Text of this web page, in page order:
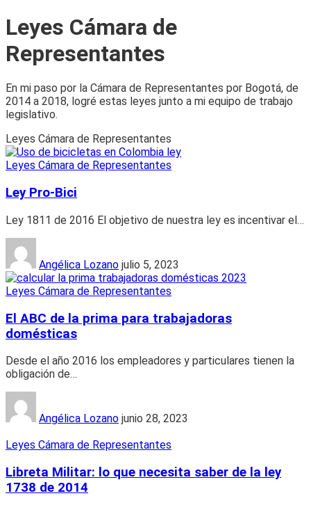
Leyes Cámara de
Representantes
En mi paso por la Cámara de Representantes por Bogotá, de
2014 a 2018, logré estas leyes junto a mi equipo de trabajo
legislativo.
Leyes Cámara de Representantes
Leyes Cámara de Representantes
Ley Pro-Bici
Ley 1811 de 2016 El objetivo de nuestra ley es incentivar el…
Angélica Lozano julio 5, 2023
Leyes Cámara de Representantes
El ABC de la prima para trabajadoras
domésticas
Desde el año 2016 los empleadores y particulares tienen la
obligación de…
Angélica Lozano junio 28, 2023
Leyes Cámara de Representantes
Libreta Militar: lo que necesita saber de la ley
1738 de 2014